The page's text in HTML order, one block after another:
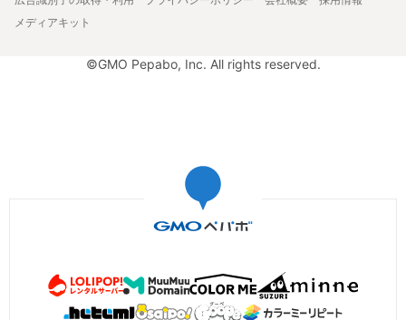
メディアキット
©GMO Pepabo, Inc. All rights reserved.